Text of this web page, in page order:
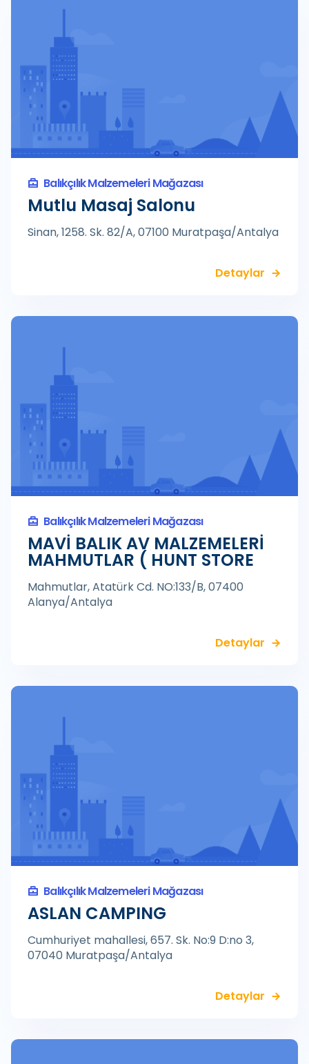
Balıkçılık Malzemeleri Mağazası
Mutlu Masaj Salonu
Sinan, 1258. Sk. 82/A, 07100 Muratpaşa/Antalya
Detaylar
Balıkçılık Malzemeleri Mağazası
MAVİ BALIK AV MALZEMELERİ
MAHMUTLAR ( HUNT STORE
Mahmutlar, Atatürk Cd. NO:133/B, 07400
Alanya/Antalya
Detaylar
Balıkçılık Malzemeleri Mağazası
ASLAN CAMPING
Cumhuriyet mahallesi, 657. Sk. No:9 D:no 3,
07040 Muratpaşa/Antalya
Detaylar